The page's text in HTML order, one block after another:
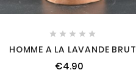
    
HOMME A LA LAVANDE BRUT
€4.90